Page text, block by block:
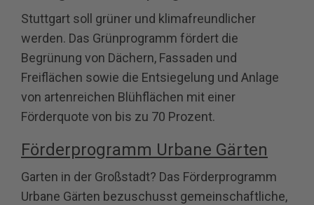
Stuttgart soll grüner und klimafreundlicher
werden. Das Grünprogramm fördert die
Begrünung von Dächern, Fassaden und
Freiflächen sowie die Entsiegelung und Anlage
von artenreichen Blühflächen mit einer
Förderquote von bis zu 70 Prozent.
Förderprogramm Urbane Gärten
Garten in der Großstadt? Das Förderprogramm
Urbane Gärten bezuschusst gemeinschaftliche,